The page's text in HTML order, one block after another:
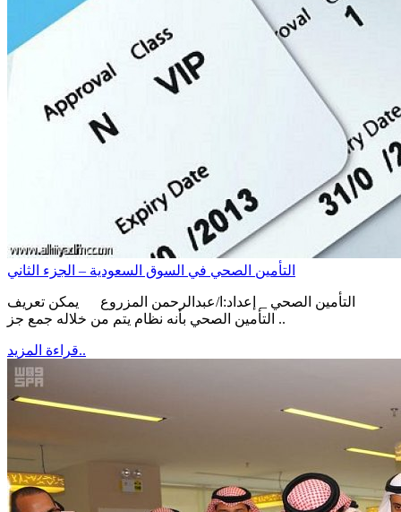
التأمين الصحي في السوق السعودية – الجزء الثاني
التأمين الصحي _ إعداد:ا/عبدالرحمن المزروع يمكن تعريف
التأمين الصحي بأنه نظام يتم من خلاله جمع جز ..
قراءة المزيد..